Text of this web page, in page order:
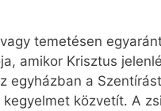
temetésen
amikor Krisztus
a
közvetít. A